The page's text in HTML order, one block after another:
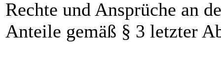
Rechte und Ansprüche an
Anteile gemäß § 3 letzter